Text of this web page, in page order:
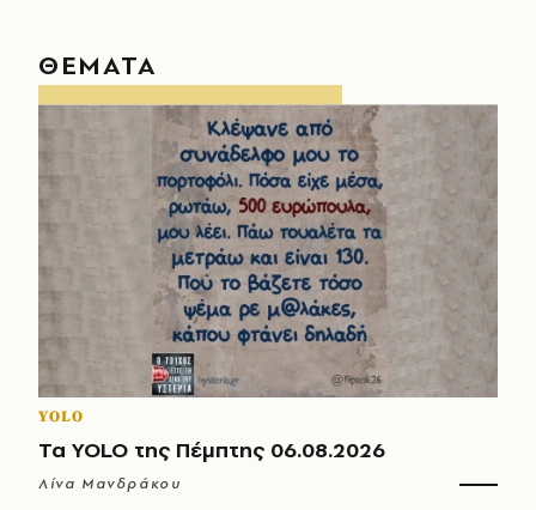
ΘΕΜΑΤΑ
YOLO
Τα YOLO της Πέμπτης 06.08.2026
Λίνα Μανδράκου